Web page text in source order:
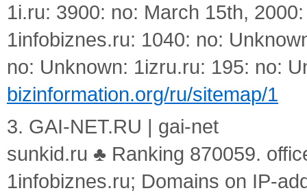
1i.ru: 3900: no: March 15th,
1infobiznes.ru: 1040: no:
no: Unknown: 1izru.ru: 195: no:
bizinformation.org/ru/sitemap/1
3. GAI-NET.RU | gai-net
sunkid.ru ♣ Ranking 870059.
1infobiznes.ru; Domains on IP-